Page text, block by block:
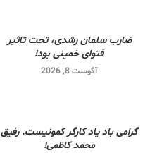
ضارب سلمان رشدی، تحت تاثیر
فتوای خمینی بود!
آگوست 8, 2026
گرامی باد یاد کارگر کمونیست. رفیق
محمد کاظمی!